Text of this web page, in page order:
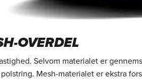
OVERDEL
Selvom materialet er
Mesh-materialet er ekstra